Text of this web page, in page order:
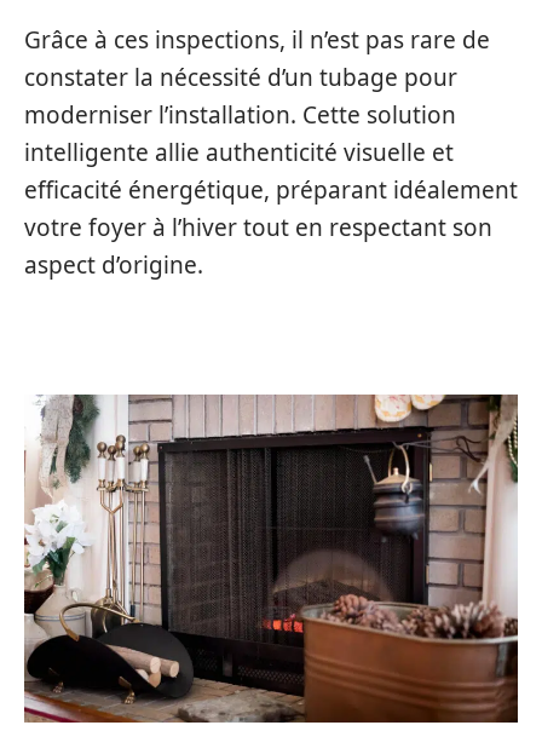
Grâce à ces inspections, il n’est pas rare de
constater la nécessité d’un tubage pour
moderniser l’installation. Cette solution
intelligente allie authenticité visuelle et
efficacité énergétique, préparant idéalement
votre foyer à l’hiver tout en respectant son
aspect d’origine.